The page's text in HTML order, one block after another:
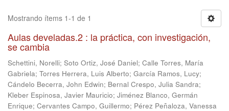
Mostrando ítems 1-1 de 1
Aulas develadas.2 : la práctica, con investigación,
se cambia
Schettini, Norelli; Soto Ortiz, José Daniel; Calle Torres, María
Gabriela; Torres Herrera, Luis Alberto; García Ramos, Lucy;
Cándelo Becerra, John Edwin; Bernal Crespo, Julia Sandra;
Kleber Espinosa, Javier Mauricio; Jiménez Blanco, Germán
Enrique; Cervantes Campo, Guillermo; Pérez Peñaloza, Vanessa